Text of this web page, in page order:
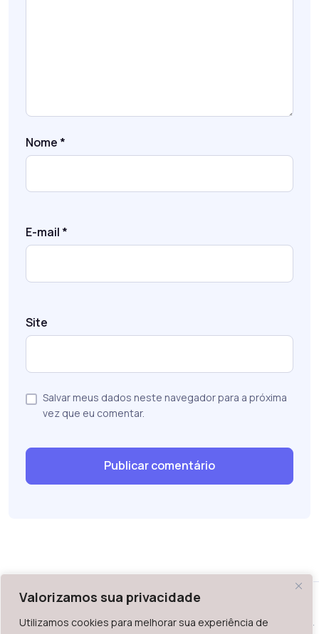
Valorizamos sua privacidade
Utilizamos cookies para melhorar sua experiência de
Nome *
E-mail *
Site
Salvar meus dados neste navegador para a próxima
vez que eu comentar.
WAZ - Av. do Contorno 2939, lojas 1 a 7, Belo Horizonte, MG -